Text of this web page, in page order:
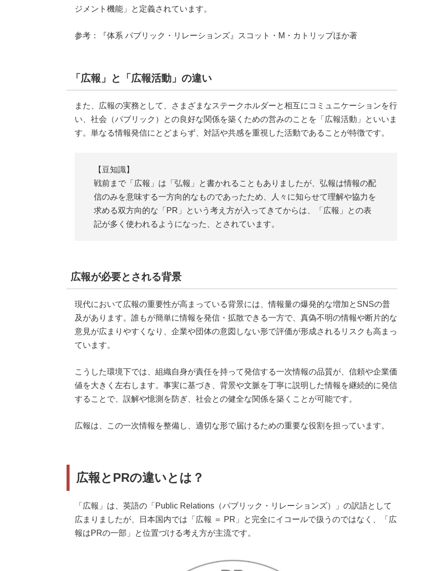
ジメント機能」と定義されています。
参考：『体系 パブリック・リレーションズ』スコット・M・カトリップほか著
「広報」と「広報活動」の違い
また、広報の実務として、さまざまなステークホルダーと相互にコミュニケーションを行
い、社会（パブリック）との良好な関係を築くための営みのことを「広報活動」といいま
す。単なる情報発信にとどまらず、対話や共感を重視した活動であることが特徴です。
【豆知識】
戦前まで「広報」は「弘報」と書かれることもありましたが、弘報は情報の配
信のみを意味する一方向的なものであったため、人々に知らせて理解や協力を
求める双方向的な「PR」という考え方が入ってきてからは、「広報」との表
記が多く使われるようになった、とされています。
広報が必要とされる背景
現代において広報の重要性が高まっている背景には、情報量の爆発的な増加とSNSの普
及があります。誰もが簡単に情報を発信・拡散できる一方で、真偽不明の情報や断片的な
意見が広まりやすくなり、企業や団体の意図しない形で評価が形成されるリスクも高まっ
ています。
こうした環境下では、組織自身が責任を持って発信する一次情報の品質が、信頼や企業価
値を大きく左右します。事実に基づき、背景や文脈を丁寧に説明した情報を継続的に発信
することで、誤解や憶測を防ぎ、社会との健全な関係を築くことが可能です。
広報は、この一次情報を整備し、適切な形で届けるための重要な役割を担っています。
広報とPRの違いとは？
「広報」は、英語の「Public Relations（パブリック・リレーションズ）」の訳語として
広まりましたが、日本国内では「広報 ＝ PR」と完全にイコールで扱うのではなく、「広
報はPRの一部」と位置づける考え方が主流です。